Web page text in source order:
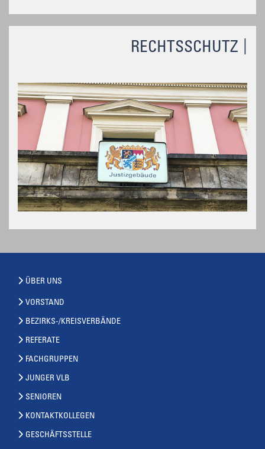
RECHTSSCHUTZ
ÜBER UNS
VORSTAND
BEZIRKS-/KREISVERBÄNDE
REFERATE
FACHGRUPPEN
JUNGER VLB
SENIOREN
KONTAKTKOLLEGEN
GESCHÄFTSSTELLE